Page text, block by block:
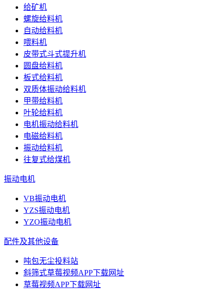
给矿机
螺旋给料机
自动给料机
喂料机
皮带式斗式提升机
圆盘给料机
板式给料机
双质体振动给料机
甲带给料机
叶轮给料机
电机振动给料机
电磁给料机
振动给料机
往复式给煤机
振动电机
VB振动电机
YZS振动电机
YZO振动电机
配件及其他设备
吨包无尘投料站
斜筛式草莓视频APP下载网址
草莓视频APP下载网址